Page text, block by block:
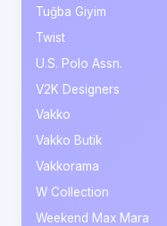
Tuğba Giyim
Twist
U.S. Polo Assn.
V2K Designers
Vakko
Vakko Butik
Vakkorama
W Collection
Weekend Max Mara